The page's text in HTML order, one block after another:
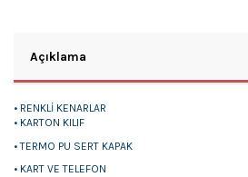
Açıklama
• RENKLİ KENARLAR
• KARTON KILIF
• TERMO PU SERT KAPAK
• KART VE TELEFON